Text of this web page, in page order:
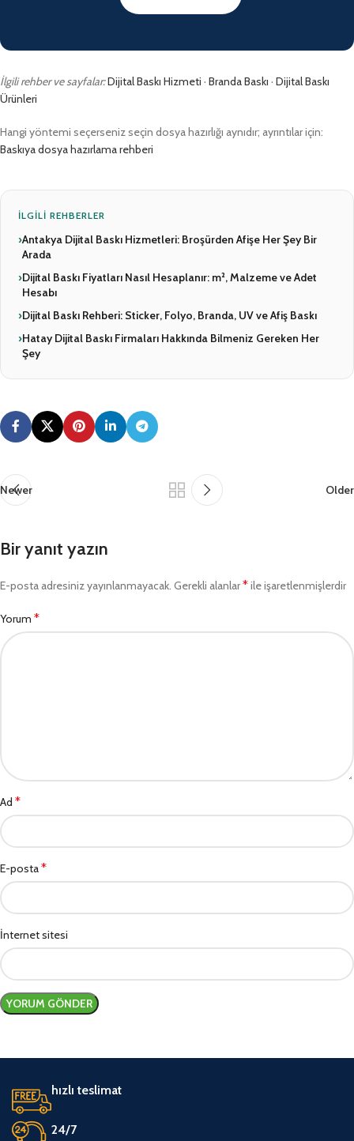
İlgili rehber ve sayfalar:Dijital Baskı Hizmeti · Branda Baskı · Dijital Baskı
Ürünleri
Hangi yöntemi seçerseniz seçin dosya hazırlığı aynıdır; ayrıntılar için:
Baskıya dosya hazırlama rehberi
İLGILI REHBERLER
›Antakya Dijital Baskı Hizmetleri: Broşürden Afişe Her Şey Bir
Arada
›Dijital Baskı Fiyatları Nasıl Hesaplanır: m², Malzeme ve Adet
Hesabı
›Dijital Baskı Rehberi: Sticker, Folyo, Branda, UV ve Afiş Baskı
›Hatay Dijital Baskı Firmaları Hakkında Bilmeniz Gereken Her
Şey
Newer Older
Bir yanıt yazın
E-posta adresiniz yayınlanmayacak. Gerekli alanlar*ile işaretlenmişlerdir
Yorum *
Ad *
E-posta*
İnternet sitesi
hızlı teslimat
24/7